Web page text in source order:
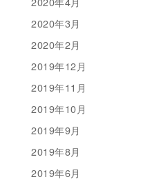
2020年3月
2020年2月
2019年12月
2019年11月
2019年10月
2019年9月
2019年8月
2019年6月